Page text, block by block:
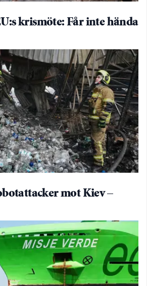
krismöte: Får inte hända
mot Kiev –